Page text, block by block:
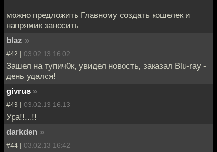
можно предложить Главному создать кошелек и
напрямик заносить
blaz »
#42 | 03.02.13 16:02
Зашел на тупич0к, увидел новость, заказал Blu-ray -
день удался!
givrus »
#43 | 03.02.13 16:13
Ура!!...!!
darkden »
#44 | 03.02.13 16:42